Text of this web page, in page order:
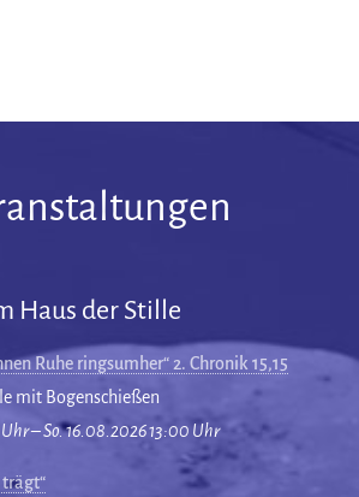
Haus der Stille
Ruhe ringsumher“ 2. Chronik 15,15
mit Bogenschießen
– So. 16.08.2026 13:00 Uhr